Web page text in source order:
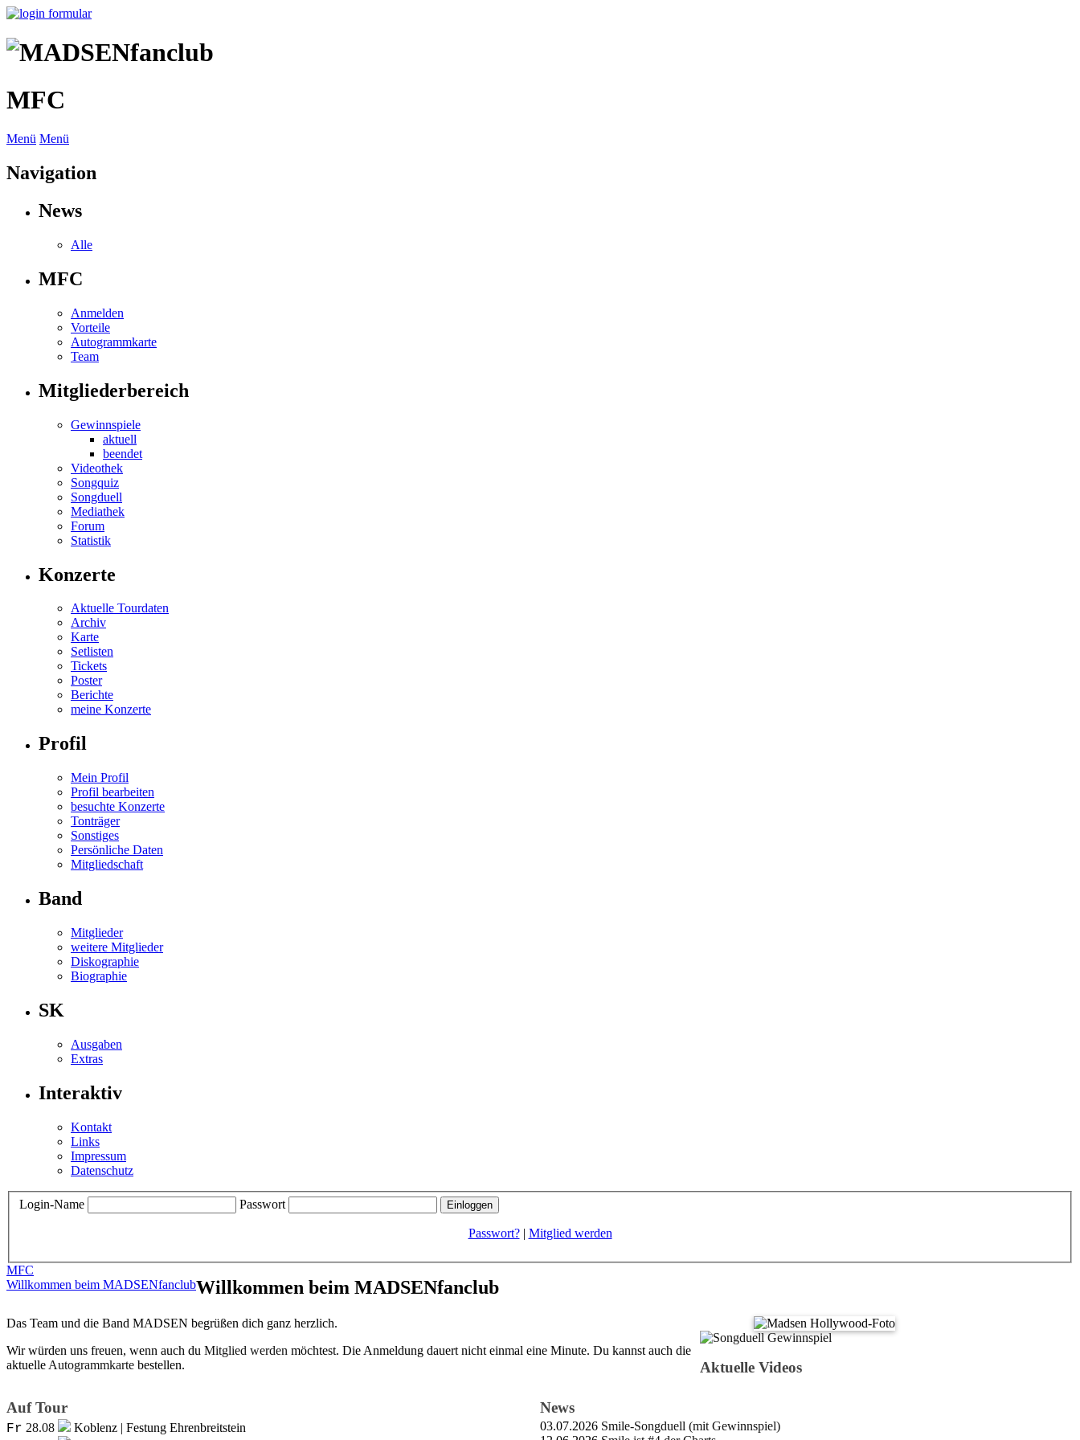
MFC
Menü Menü
Navigation
News
Alle
MFC
Anmelden
Vorteile
Autogrammkarte
Team
Mitgliederbereich
Gewinnspiele
aktuell
beendet
Videothek
Songquiz
Songduell
Mediathek
Forum
Statistik
Konzerte
Aktuelle Tourdaten
Archiv
Karte
Setlisten
Tickets
Poster
Berichte
meine Konzerte
Profil
Mein Profil
Profil bearbeiten
besuchte Konzerte
Tonträger
Sonstiges
Persönliche Daten
Mitgliedschaft
Band
Mitglieder
weitere Mitglieder
Diskographie
Biographie
SK
Ausgaben
Extras
Interaktiv
Kontakt
Links
Impressum
Datenschutz
Login-Name Passwort
Passwort?| Mitglied werden
MFC
Willkommen beim MADSENfanclubWillkommen beim MADSENfanclub
Das Team und die Band MADSEN begrüßen dich ganz herzlich.
Wir würden uns freuen, wenn auch du Mitglied werden möchtest. Die Anmeldung dauert nicht einmal eine Minute. Du kannst auch die
aktuelle Autogrammkarte bestellen.
Auf Tour
Fr 28.08 Koblenz | Festung Ehrenbreitstein
News
03.07.2026 Smile-Songduell (mit Gewinnspiel)
Aktuelle Videos